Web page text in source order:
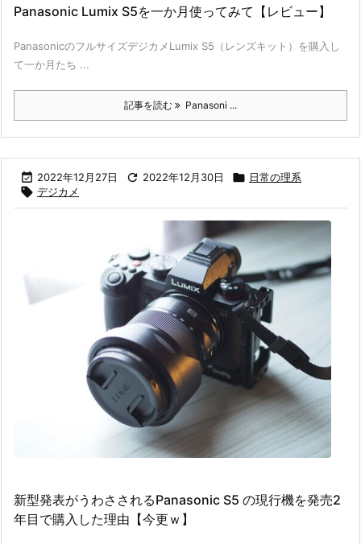
Panasonic Lumix S5を一か月使ってみて【レビュー】
PanasonicのフルサイズデジカメLumix S5（レンズキット）を購入し
て一か月たち ...
記事を読む Panasoni ...
 2022年12月27日  2022年12月30日  日常の理系
 デジカメ
新型発表がうわさされるPanasonic S5 の現行機を発売2
年目で購入した理由【今更ｗ】